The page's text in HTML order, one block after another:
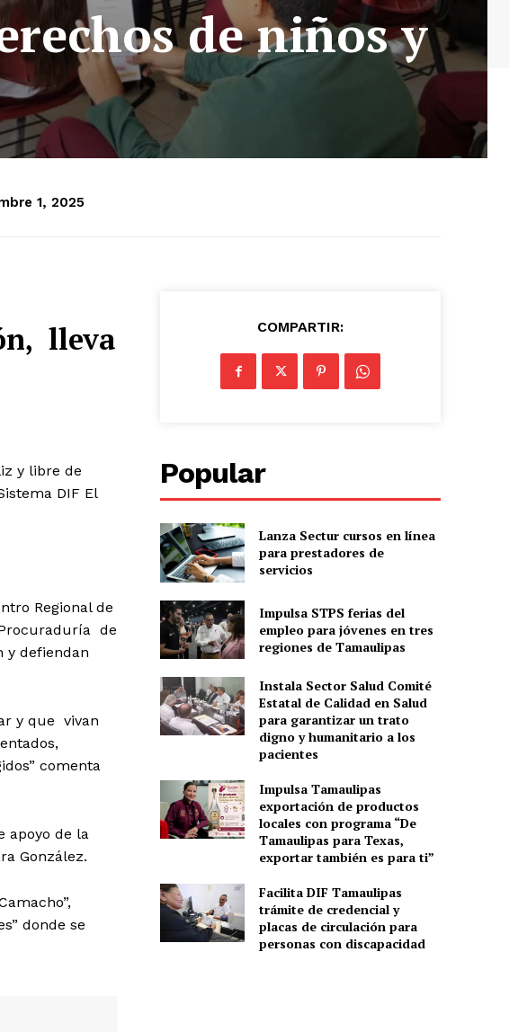
de niños y
1, 2025
lleva
y libre de
DIF El
Regional de
de
y defiendan
y que vivan
comenta
apoyo de la
González.
donde se
COMPARTIR:
Popular
Lanza Sectur cursos en línea
para prestadores de
servicios
Impulsa STPS ferias del
empleo para jóvenes en tres
regiones de Tamaulipas
Instala Sector Salud Comité
Estatal de Calidad en Salud
para garantizar un trato
digno y humanitario a los
pacientes
Impulsa Tamaulipas
exportación de productos
locales con programa “De
Tamaulipas para Texas,
exportar también es para ti”
Facilita DIF Tamaulipas
trámite de credencial y
placas de circulación para
personas con discapacidad